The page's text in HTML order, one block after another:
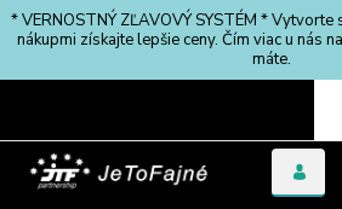
* VERNOSTNÝ ZĽAVOVÝ SYSTÉM *
nákupmi získajte lepšie ceny. Čím viac u nás
máte.